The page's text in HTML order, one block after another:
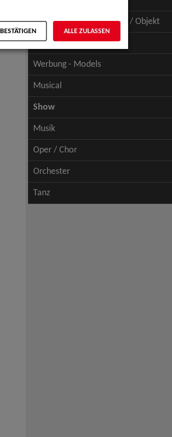
Schauspiel - Figur / Puppe / Objekt
Werbung - Talents
Werbung - Models
Musical
Show
Musik
Oper / Chor
Orchester
Tanz
ALLE ZULASSEN